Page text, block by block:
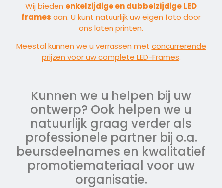
Wij bieden enkelzijdige en dubbelzijdige LED
frames aan. U kunt natuurlijk uw eigen foto door
ons laten printen.
Meestal kunnen we u verrassen met concurrerende
prijzen voor uw complete LED-Frames.
Kunnen we u helpen bij uw
ontwerp? Ook helpen we u
natuurlijk graag verder als
professionele partner bij o.a.
beursdeelnames en kwalitatief
promotiemateriaal voor uw
organisatie.